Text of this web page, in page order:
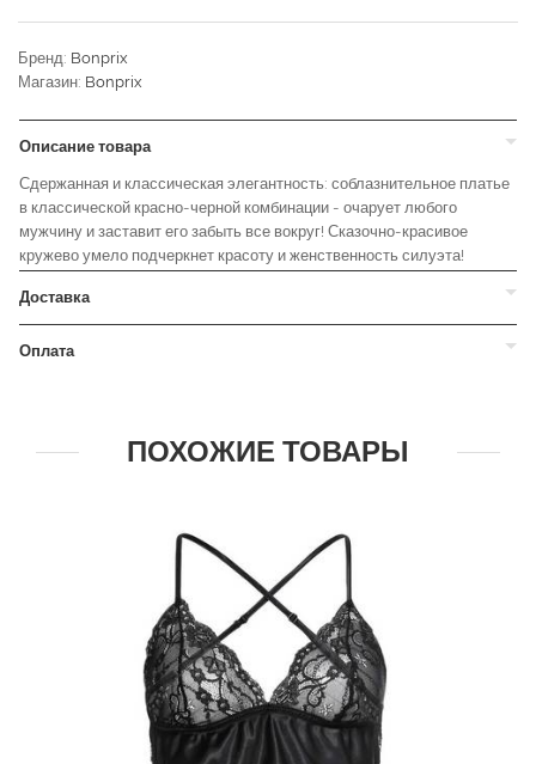
Бренд: Bonprix
Магазин: Bonprix
Описание товара
Сдержанная и классическая элегантность: соблазнительное платье
в классической красно-черной комбинации - очарует любого
мужчину и заставит его забыть все вокруг! Сказочно-красивое
кружево умело подчеркнет красоту и женственность силуэта!
Доставка
Оплата
ПОХОЖИЕ ТОВАРЫ